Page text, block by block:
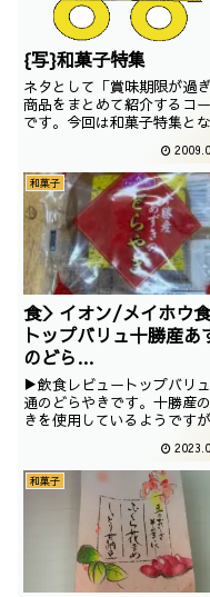
{写}和菓子特集
ネタとして「賞味期限が過ぎ
商品をまとめて紹介するコ
です。今回は和菓子特集と
和菓子
食＞イオン/メイホウ
トップバリュ十勝産あ
のどら
焼/4549741993692/
/03/22
▶飲食レビュートップバリ
通のどらやきです。十勝産
きを使用しているようです
和菓子